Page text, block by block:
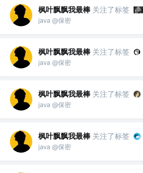
枫叶飘飘我最棒 关注了标签
java @保密
枫叶飘飘我最棒 关注了标签
java @保密
枫叶飘飘我最棒 关注了标签
java @保密
枫叶飘飘我最棒 关注了标签
java @保密